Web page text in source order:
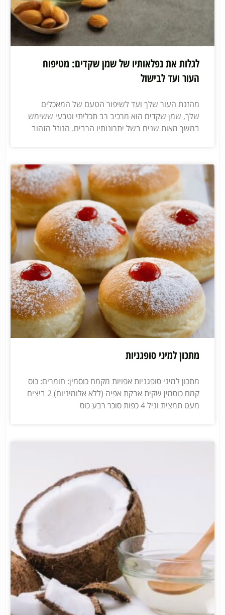
לגלות את נפלאותיו של שמן שקדים: מטיפוח
העור ועד לבישול
מהזנת העור שלך ועד לשיפור הטעם של המאכלים
שלך, שמן שקדים הוא מרכיב רב תכליתי וטבעי ששימש
במשך מאות שנים בשל יתרונותיו הרבים. הנוזל הזהוב
מתכון למיני סופגניות
מתכון למיני סופגניות אפויות מקמח כוסמין: חומרים: כוס
קמח כוסמין שקית אבקת אפיה (ללא אלומיניום) 2 ביצים
מעט תמצית וניל 4 כפות סוכר רבע כוס